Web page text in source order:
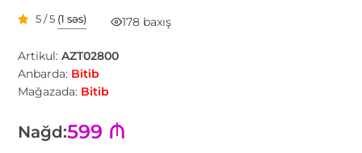
5 / 5 (1 səs) 178 baxış
Artikul:AZT02800
Anbarda: Bitib
Mağazada: Bitib
Nağd:599 ₼